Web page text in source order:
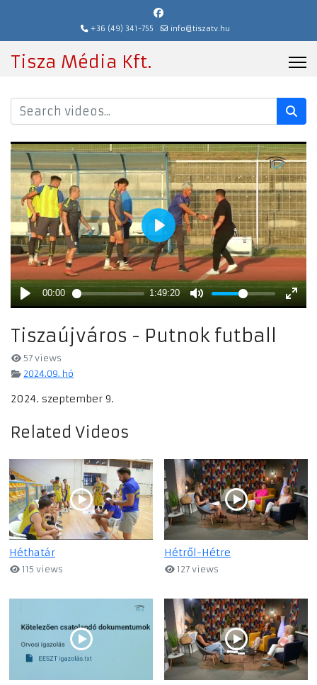
+36 (49) 341-755 info@tiszatv.hu
Tisza Média Kft.
Tiszaújváros - Putnok futball
57 views
2024.09. hó
2024. szeptember 9.
Related Videos
Héthatár
115 views
Hétről-Hétre
127 views